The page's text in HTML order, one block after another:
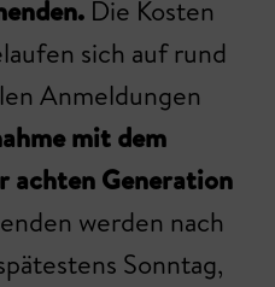
Die Kosten
sich auf rund
Anmeldungen
mit dem
achten Generation
werden nach
Sonntag,